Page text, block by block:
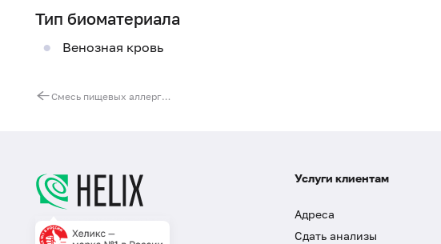
Тип биоматериала
Венозная кровь
Смесь пищевых аллергенов fx14 (ImmunoCAP), IgE: помидор, шпинат, капуста, красный перец
Услуги клиентам
Адреса
Сдать анализы